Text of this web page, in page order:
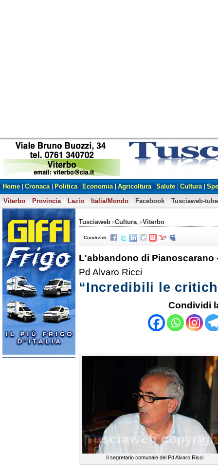
Home Cronaca Politica Economia Agricoltura Salute Cultura
Viterbo
Provincia Lazio Italia/Mondo Facebook Tusciaweb-tube
Tusciaweb >Cultura , >Viterbo
Condividi:
L'abbandono di Pianoscarano
Pd Alvaro Ricci
“Incredibili le
Condividi
Il segretario comunale del Pd Alvaro Ricci